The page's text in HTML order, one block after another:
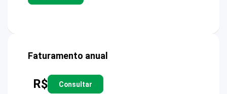
Faturamento anual
R$ Consultar